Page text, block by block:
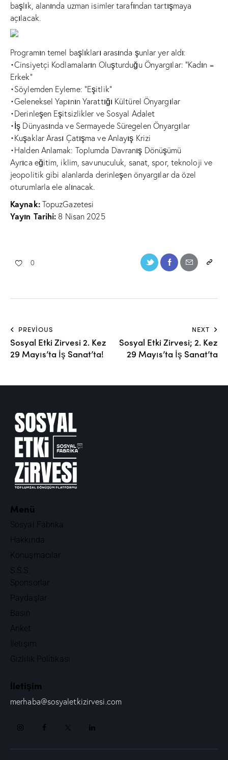
başlık, alanında uzman isimler tarafından tartışmaya
açılacak.
Programın temel başlıkları arasında şunlar yer aldı:
•Cinsiyetçi Kodlamaların Oluşturduğu Önyargılar: “Kadın =
Erkek”
•Söylemden Eyleme: “Eşitlik”
•Geleneksel Yapının Yarattığı Kültürel Önyargılar
•Derinleşen Eşitsizlikler ve Sosyal Adalet
•İş Dünyasında ve Sermayede Süregelen Önyargılar
•Kuşaklar Arası Çatışma ve Anlayış Krizi
•Halden Anlamak: Toplumda Davranış Dönüşümü
Ayrıca eğitim, iklim, savunuculuk, sanat, spor, teknoloji ve
jeopolitik gibi alanlarda derinleşen önyargılar da özel
oturumlarla ele alınacak.
Kaynak: TopuzGazetesi
Yayın Tarihi: 8 Nisan 2025
0
PREVIOUS
Sosyal Etki Zirvesi 2. Kez
29 Mayıs’ta İş Sanat’ta!
NEXT
Sosyal Etki Zirvesi; 2. Kez
29 Mayıs’ta İş Sanat’ta
Menü
Sosyal Fabrika
Hakkında
Konuşmacılar
S.S.S.
Sponsorlar
Paydaşlar
Basın
Anket
İletişim
Gizlilik Politikası
İletişim
merhaba@sosyaletkizirvesi.com